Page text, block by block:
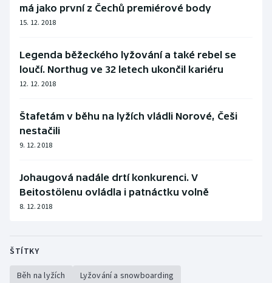
má jako první z Čechů premiérové body
15. 12. 2018
Legenda běžeckého lyžování a také rebel se
loučí. Northug ve 32 letech ukončil kariéru
12. 12. 2018
Štafetám v běhu na lyžích vládli Norové, Češi
nestačili
9. 12. 2018
Johaugová nadále drtí konkurenci. V
Beitostölenu ovládla i patnáctku volně
8. 12. 2018
ŠTÍTKY
Běh na lyžích Lyžování a snowboarding